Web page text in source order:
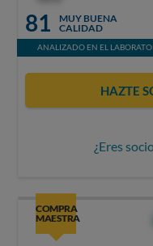
81
MUY BUENA
CALIDAD
ANALIZADO EN EL
HAZTE
¿Eres
COMPRA
MAESTRA